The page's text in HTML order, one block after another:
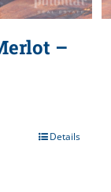
–
Details